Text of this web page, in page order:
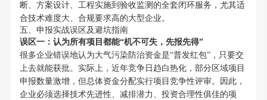
断、方案设计、工程实施到验收监测的全套闭环服务，尤其适
合技术难度大、合规要求高的大型企业。
五、申报实战误区及避坑指南
误区一：认为所有项目都能“机不可失，先报先得”
很多企业错误地认为大气污染防治资金是“普发红包”，只要交
上去就能获批。实际上，近年竞争日趋白热化，部分区域项目
申报数量激增，但总体资金分配实行项目竞争性评审。因此，
企业必须选择技术先进性、减排潜力、投资合理性俱佳的项